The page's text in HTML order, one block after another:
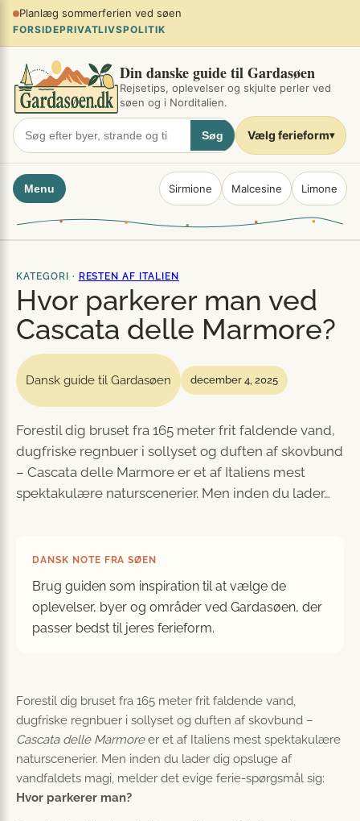
Spring
indhold
Planlæg sommerferien ved søen
FORSIDEPRIVATLIVSPOLITIK
Din danske guide til Gardasøen
Rejsetips, oplevelser og skjulte perler ved
søen og i Norditalien.
Søg Vælg ferieform▾
Menu Sirmione Malcesine Limone
KATEGORI · RESTEN AF ITALIEN
Hvor parkerer man ved
Cascata delle Marmore?
Dansk guide til Gardasøen december 4, 2025
Forestil dig bruset fra 165 meter frit faldende vand,
dugfriske regnbuer i sollyset og duften af skovbund
– Cascata delle Marmore er et af Italiens mest
spektakulære naturscenerier. Men inden du lader…
DANSK NOTE FRA SØEN
Brug guiden som inspiration til at vælge de
oplevelser, byer og områder ved Gardasøen, der
passer bedst til jeres ferieform.
Forestil dig bruset fra 165 meter frit faldende vand,
dugfriske regnbuer i sollyset og duften af skovbund –
Cascata delle Marmoreer et af Italiens mest spektakulære
naturscenerier. Men inden du lader dig opsluge af
vandfaldets magi, melder det evige ferie-spørgsmål sig:
Hvor parkerer man?